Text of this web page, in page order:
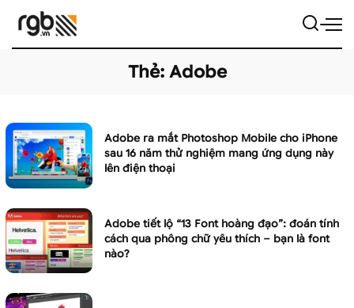
Thẻ: Adobe
Adobe ra mắt Photoshop Mobile cho iPhone
sau 16 năm thử nghiệm mang ứng dụng này
lên điện thoại
Adobe tiết lộ “13 Font hoàng đạo”: đoán tính
cách qua phông chữ yêu thích – bạn là font
nào?